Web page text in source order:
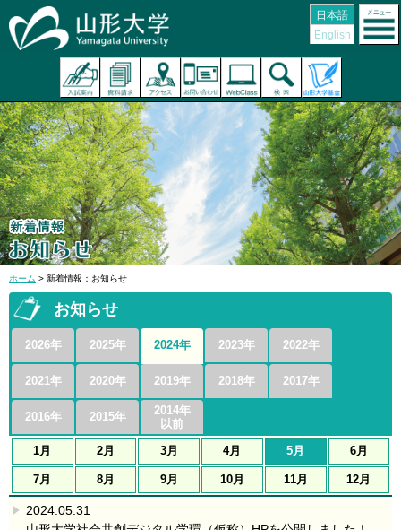
日本語
English
ホーム > 新着情報：お知らせ
お知らせ
2026年 2025年 2024年 2023年 2022年
2021年 2020年 2019年 2018年 2017年
2016年 2015年
2014年
以前
1月
2月 3月 4月 5月 6月
7月 8月 9月 10月 11月 12月
2024.05.31